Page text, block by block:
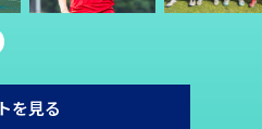
を見る